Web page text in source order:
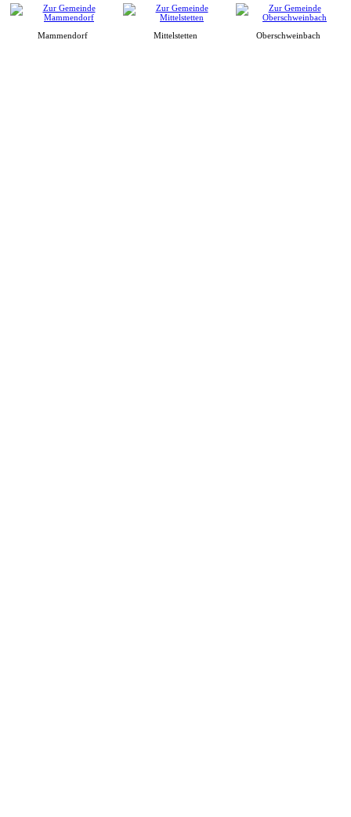
Mammendorf Mittelstetten Oberschweinbach